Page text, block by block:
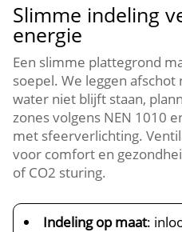
Slimme indeling
energie
Een slimme plattegrond
soepel. We leggen
water niet blijft staan,
zones volgens NEN 1010
met sfeerverlichting.
voor comfort en
of CO2 sturing.
Indeling op maat: